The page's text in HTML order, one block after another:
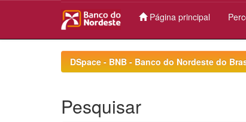
Página principal
DSpace - BNB - Banco do Nordeste do
Pesquisar